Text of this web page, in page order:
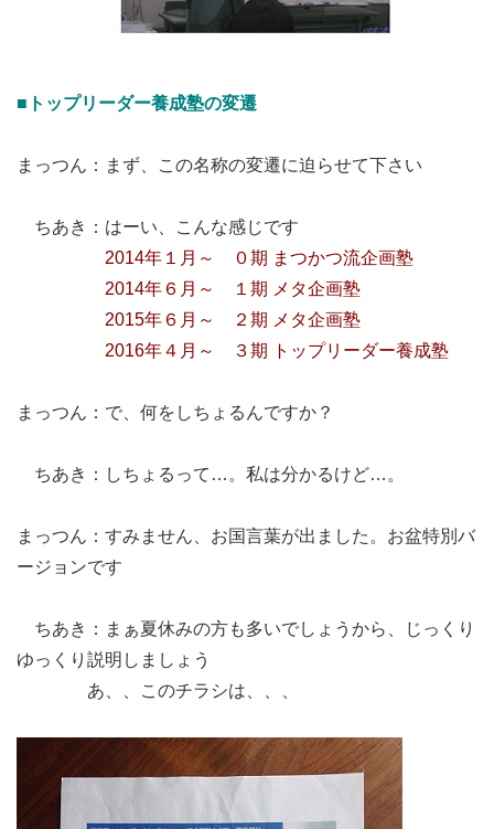
■トップリーダー養成塾の変遷
まっつん：まず、この名称の変遷に迫らせて下さい
ちあき：はーい、こんな感じです
2014年１月～ ０期 まつかつ流企画塾
2014年６月～ １期 メタ企画塾
2015年６月～ ２期 メタ企画塾
2016年４月～ ３期 トップリーダー養成塾
まっつん：で、何をしちょるんですか？
ちあき：しちょるって…。私は分かるけど…。
まっつん：すみません、お国言葉が出ました。お盆特別バ
ージョンです
ちあき：まぁ夏休みの方も多いでしょうから、じっくり
ゆっくり説明しましょう
あ、、このチラシは、、、